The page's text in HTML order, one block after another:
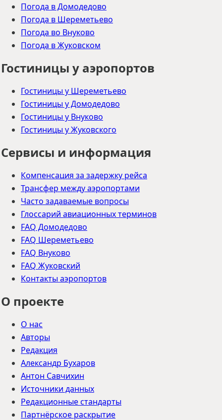
Погода в Домодедово
Погода в Шереметьево
Погода во Внуково
Погода в Жуковском
Гостиницы у аэропортов
Гостиницы у Шереметьево
Гостиницы у Домодедово
Гостиницы у Внуково
Гостиницы у Жуковского
Сервисы и информация
Компенсация за задержку рейса
Трансфер между аэропортами
Часто задаваемые вопросы
Глоссарий авиационных терминов
FAQ Домодедово
FAQ Шереметьево
FAQ Внуково
FAQ Жуковский
Контакты аэропортов
О проекте
О нас
Авторы
Редакция
Александр Бухаров
Антон Савчихин
Источники данных
Редакционные стандарты
Партнёрское раскрытие